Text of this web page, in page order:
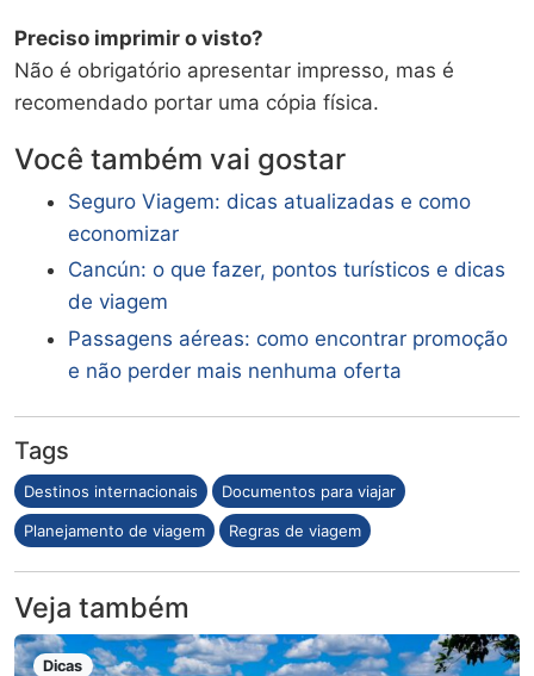
Preciso imprimir o visto?
Não é obrigatório apresentar impresso, mas é
recomendado portar uma cópia física.
Você também vai gostar
Seguro Viagem: dicas atualizadas e como
economizar
Cancún: o que fazer, pontos turísticos e dicas
de viagem
Passagens aéreas: como encontrar promoção
e não perder mais nenhuma oferta
Tags
Destinos internacionais Documentos para viajar
Planejamento de viagem Regras de viagem
Veja também
Dicas